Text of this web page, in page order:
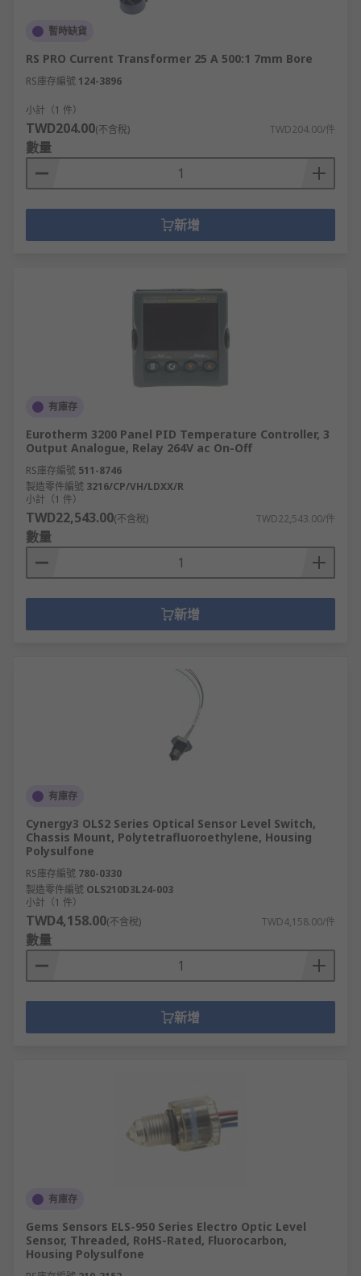
暫時缺貨
RS PRO Current Transformer 25 A 500:1 7mm Bore
RS庫存編號 124-3896
小計（1 件）
TWD204.00(不含稅) TWD204.00/件
數量
新增
有庫存
Eurotherm 3200 Panel PID Temperature Controller, 3
Output Analogue, Relay 264V ac On-Off
RS庫存編號 511-8746
製造零件編號 3216/CP/VH/LDXX/R
小計（1 件）
TWD22,543.00(不含稅) TWD22,543.00/件
數量
新增
有庫存
Cynergy3 OLS2 Series Optical Sensor Level Switch,
Chassis Mount, Polytetrafluoroethylene, Housing
Polysulfone
RS庫存編號 780-0330
製造零件編號 OLS210D3L24-003
小計（1 件）
TWD4,158.00(不含稅) TWD4,158.00/件
數量
新增
有庫存
Gems Sensors ELS-950 Series Electro Optic Level
Sensor, Threaded, RoHS-Rated, Fluorocarbon,
Housing Polysulfone